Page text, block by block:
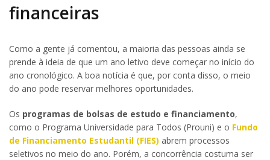
financeiras
Como a gente já comentou, a maioria das pessoas ainda se
prende à ideia de que um ano letivo deve começar no início do
ano cronológico. A boa notícia é que, por conta disso, o meio
do ano pode reservar melhores oportunidades.
Os programas de bolsas de estudo e financiamento,
como o Programa Universidade para Todos (Prouni) e o Fundo
de Financiamento Estudantil (FIES) abrem processos
seletivos no meio do ano. Porém, a concorrência costuma ser